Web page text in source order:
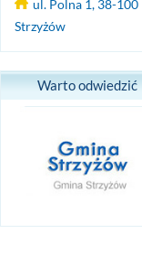
ul. Polna 1, 38-100
Strzyżów
Warto odwiedzić